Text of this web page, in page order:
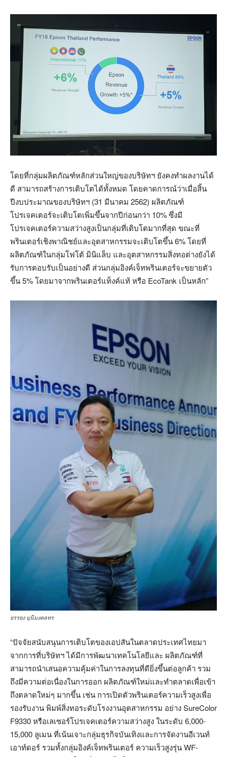
โดยที่กลุ่มผลิตภัณฑ์หลักส่วนใหญ่ของบริษัทฯ ยังคงทำผลงานได้
ดี สามารถสร้างการเติบโตได้ทั้งหมด โดยคาดการณ์ว่าเมื่อสิ้น
ปีงบประมาณของบริษัทฯ (31 มีนาคม 2562) ผลิตภัณฑ์
โปรเจคเตอร์จะเติบโตเพิ่มขึ้นจากปีก่อนกว่า 10% ซึ่งมี
โปรเจคเตอร์ความสว่างสูงเป็นกลุ่มที่เติบโตมากที่สุด ขณะที่
พรินเตอร์เชิงพาณิชย์และอุตสาหกรรมจะเติบโตขึ้น 6% โดยที่
ผลิตภัณฑ์ในกลุ่มโฟโต้ มินิแล็บ และอุตสาหกรรมสิ่งทอต่างยังได้
รับการตอบรับเป็นอย่างดี ส่วนกลุ่มอิงค์เจ็ทพรินเตอร์จะขยายตัว
ขึ้น 5% โดยมาจากพรินเตอร์แท็งค์แท้ หรือ EcoTank เป็นหลัก”
ยรรยง มุนีมงคลทร
“ปัจจัยสนับสนุนการเติบโตของเอปสันในตลาดประเทศไทยมา
จากการที่บริษัทฯ ได้มีการพัฒนาเทคโนโลยีและ ผลิตภัณฑ์ที่
สามารถนำเสนอความคุ้มค่าในการลงทุนที่ดียิ่งขึ้นต่อลูกค้า รวม
ถึงมีความต่อเนื่องในการออก ผลิตภัณฑ์ใหม่และทำตลาดเพื่อเข้า
ถึงตลาดใหม่ๆ มากขึ้น เช่น การเปิดตัวพรินเตอร์ความเร็วสูงเพื่อ
รองรับงาน พิมพ์สิ่งทอระดับโรงงานอุตสาหกรรม อย่าง SureColor
F9330 หรือเลเซอร์โปรเจคเตอร์ความสว่างสูง ในระดับ 6,000-
15,000 ลูเมน ที่เน้นเจาะกลุ่มธุรกิจบันเทิงและการจัดงานอีเวนท์
เอาท์ดอร์ รวมทั้งกลุ่มอิงค์เจ็ทพรินเตอร์ ความเร็วสูงรุ่น WF-